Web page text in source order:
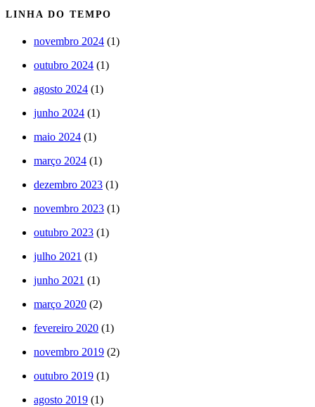
LINHA DO TEMPO
novembro 2024 (1)
outubro 2024 (1)
agosto 2024 (1)
junho 2024 (1)
maio 2024 (1)
março 2024 (1)
dezembro 2023 (1)
novembro 2023 (1)
outubro 2023 (1)
julho 2021 (1)
junho 2021 (1)
março 2020 (2)
fevereiro 2020 (1)
novembro 2019 (2)
outubro 2019 (1)
agosto 2019 (1)